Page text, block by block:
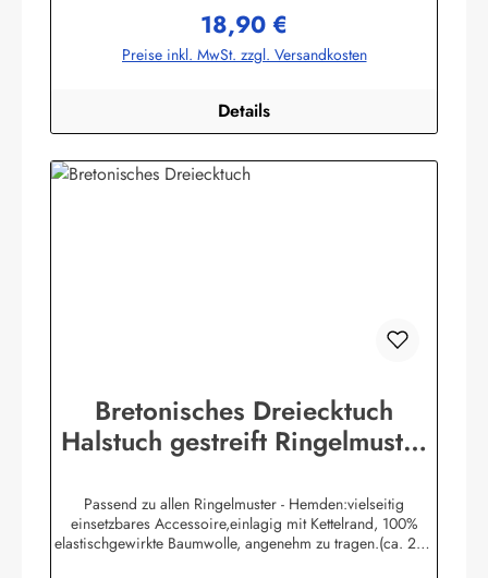
GmbHHeglitzer Str. 1226409 Wittmundinfo@modas-
bekleidung.de
Regulärer Preis:
18,90 €
Preise inkl. MwSt. zzgl. Versandkosten
Details
Bretonisches Dreiecktuch
Halstuch gestreift Ringelmuster
Passend zu allen Ringelmuster - Hemden:vielseitig
einsetzbares Accessoire,einlagig mit Kettelrand, 100%
elastischgewirkte Baumwolle, angenehm zu tragen.(ca. 225